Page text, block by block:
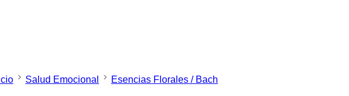
Salud Emocional Esencias Florales / Bach